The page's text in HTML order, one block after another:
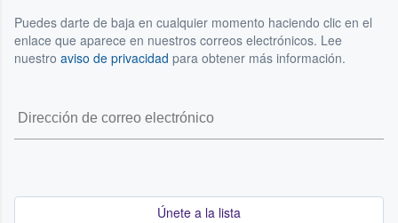
Puedes darte de baja en cualquier momento haciendo clic en el
enlace que aparece en nuestros correos electrónicos. Lee
nuestro aviso de privacidad para obtener más información.
Únete a la lista